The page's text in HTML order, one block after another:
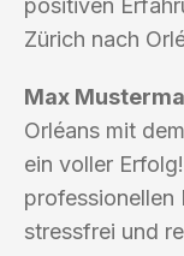
positiven
Zürich nach
Max
Orléans mit
ein voller
professionellen
stressfrei und